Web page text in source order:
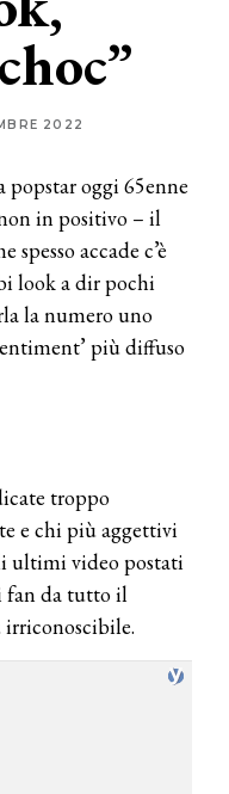
2022
popstar oggi 65enne
in positivo – il
accade c’è
look a dir pochi
la numero uno
più diffuso
troppo
e chi più aggettivi
ultimi video postati
fan da tutto il